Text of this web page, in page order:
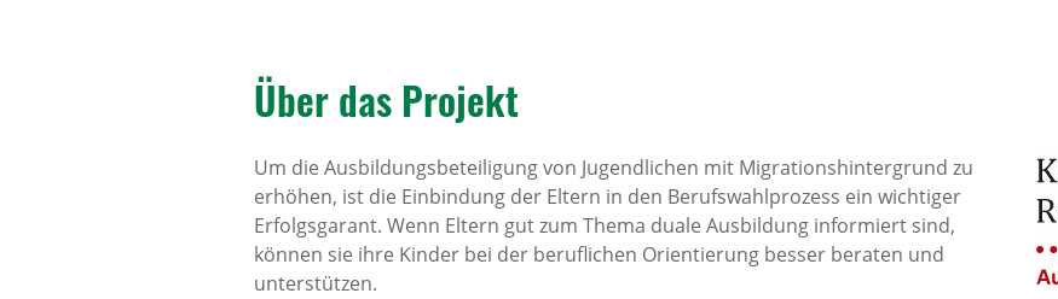
Über das Projekt
Um die Ausbildungsbeteiligung von Jugendlichen mit Migrationshintergrund zu
erhöhen, ist die Einbindung der Eltern in den Berufswahlprozess ein wichtiger
Erfolgsgarant. Wenn Eltern gut zum Thema duale Ausbildung informiert sind,
können sie ihre Kinder bei der beruflichen Orientierung besser beraten und
unterstützen.